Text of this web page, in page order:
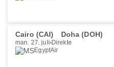
Cairo (CAI) Doha (DOH)
man. 27. juli Direkte
EgyptAir